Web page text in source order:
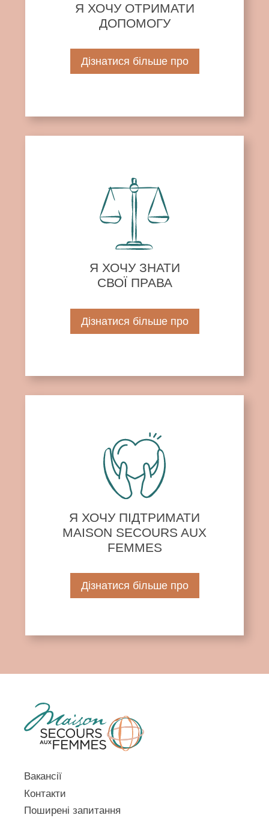
Я ХОЧУ ОТРИМАТИ
ДОПОМОГУ
Дізнатися більше про
Я ХОЧУ ЗНАТИ
СВОЇ ПРАВА
Дізнатися більше про
Я ХОЧУ ПІДТРИМАТИ
MAISON SECOURS AUX
FEMMES
Дізнатися більше про
Вакансії
Контакти
Поширені запитання